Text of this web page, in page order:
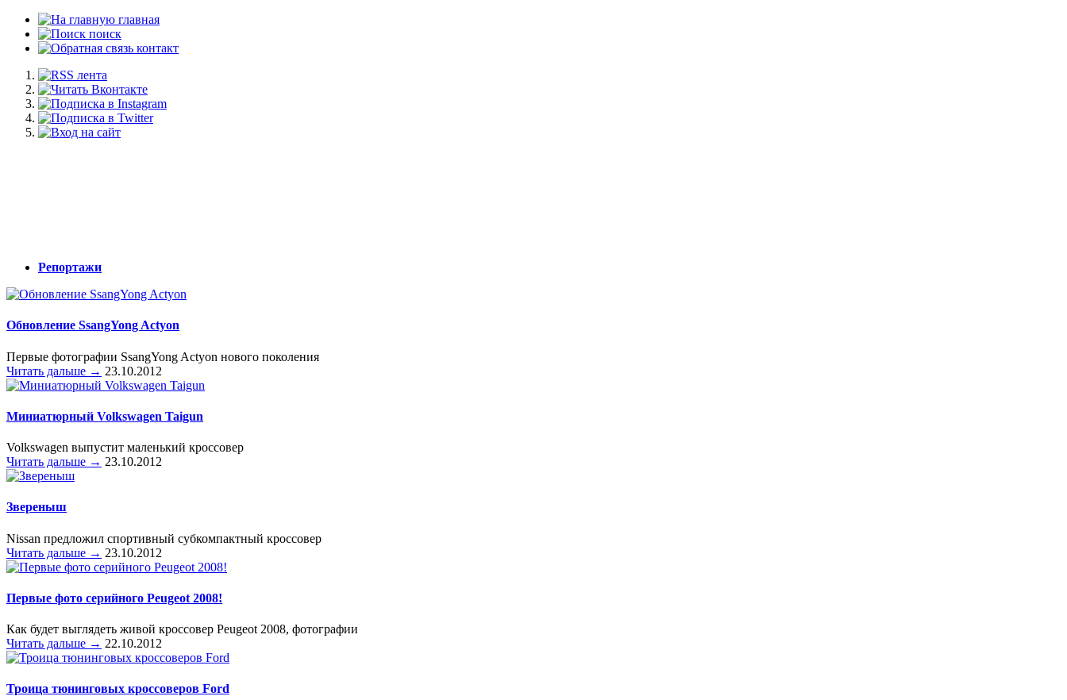
главная
поиск
контакт
Репортажи
Обновление SsangYong Actyon
Первые фотографии SsangYong Actyon нового поколения
Читать дальше → 23.10.2012
Миниатюрный Volkswagen Taigun
Volkswagen выпустит маленький кроссовер
Читать дальше → 23.10.2012
Звереныш
Nissan предложил спортивный субкомпактный кроссовер
Читать дальше → 23.10.2012
Первые фото серийного Peugeot 2008!
Как будет выглядеть живой кроссовер Peugeot 2008, фотографии
Читать дальше → 22.10.2012
Троица тюнинговых кроссоверов Ford